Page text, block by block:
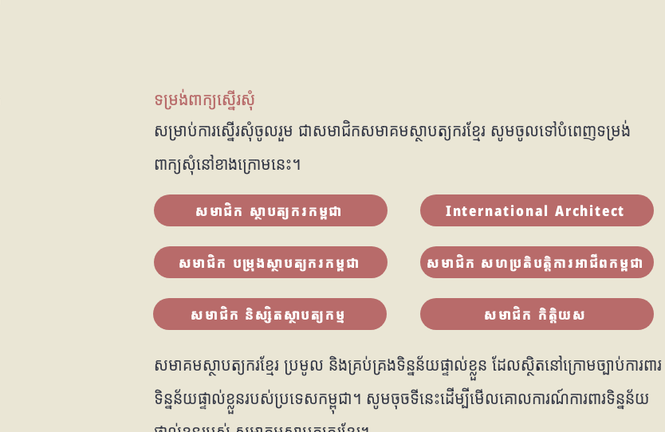
ទម្រង់ពាក្យស្នើរសុំ
សម្រាប់ការស្នើរសុំចូលរួម ជាសមាជិកសមាគមស្ថាបត្យករខ្មែរ សូមចូលទៅបំពេញទម្រង់
ពាក្យសុំនៅខាងក្រោមនេះ។
សមាគមស្ថាបត្យករខ្មែរ ប្រមូល និងគ្រប់គ្រងទិន្នន័យផ្ទាល់ខ្លួន ដែលស្ថិតនៅក្រោមច្បាប់ការពារ
ទិន្នន័យផ្ទាល់ខ្លួនរបស់ប្រទេសកម្ពុជា។ សូមចុចទីនេះដើម្បីមើលគោលការណ៍ការពារទិន្នន័យ
សមាជិក ស្ថាបត្យករកម្ពុជា International Architect
សមាជិក បម្រុងស្ថាបត្យករកម្ពុជា សមាជិក សហប្រតិបត្តិការអាជីពកម្ពុជា
សមាជិក និស្សិតស្ថាបត្យកម្ម សមាជិក កិត្តិយស